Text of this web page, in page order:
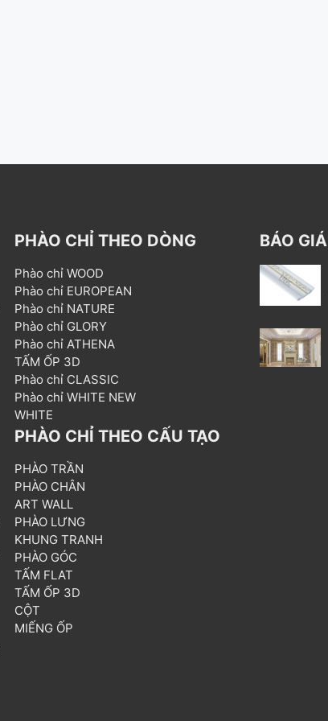
PHÀO CHỈ THEO DÒNG
Phào chỉ WOOD
Phào chỉ EUROPEAN
Phào chỉ NATURE
Phào chỉ GLORY
Phào chỉ ATHENA
TẤM ỐP 3D
Phào chỉ CLASSIC
Phào chỉ WHITE NEW
WHITE
PHÀO CHỈ THEO CẤU TẠO
PHÀO TRẦN
PHÀO CHÂN
ART WALL
PHÀO LƯNG
KHUNG TRANH
PHÀO GÓC
TẤM FLAT
TẤM ỐP 3D
CỘT
MIẾNG ỐP
BÁO GIÁ